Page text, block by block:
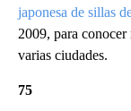
japonesa de sillas
2009, para conocer
varias ciudades.
75